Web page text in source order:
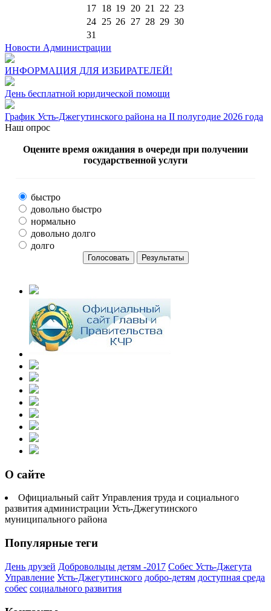
17
18 19 20 21 22 23
24
25 26 27 28 29 30
31
Новости Администрации
ИНФОРМАЦИЯ ДЛЯ ИЗБИРАТЕЛЕЙ!
День бесплатной юридической помощи
График Усть-Джегутинского района на II полугодие 2026 года
Наш опрос
Оцените время ожидания в очереди при получении
государственной услуги
быстро
довольно быстро
нормально
довольно долго
долго
О сайте
Официальный сайт Управления труда и социального
развития администрации Усть-Джегутинского
муниципального района
Популярные теги
День друзей Добровольцы детям -2017 Собес Усть-Джегута
Управление Усть-Джегутинского добро-детям доступная среда
собес социального развития